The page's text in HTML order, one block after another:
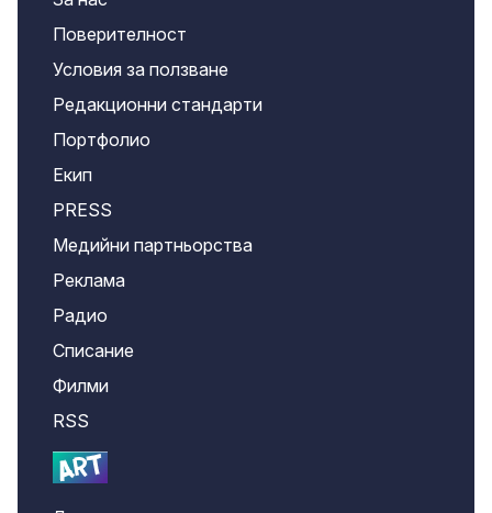
Поверителност
Условия за ползване
Редакционни стандарти
Портфолио
Екип
PRESS
Медийни партньорства
Реклама
Радио
Списание
Филми
RSS